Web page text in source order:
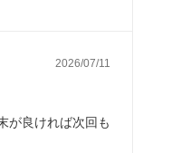
2026/07/11
が良ければ次回も